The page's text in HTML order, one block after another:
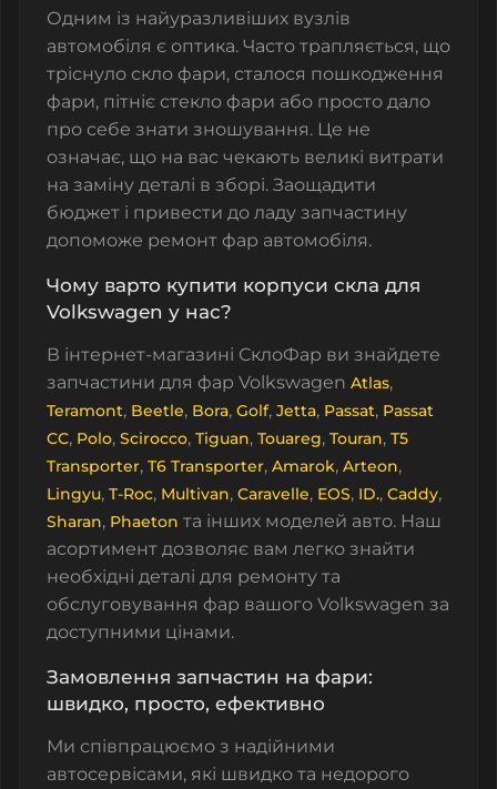
Одним із найуразливіших вузлів
автомобіля є оптика. Часто трапляється, що
тріснуло скло фари, сталося пошкодження
фари, пітніє стекло фари або просто дало
про себе знати зношування. Це не
означає, що на вас чекають великі витрати
на заміну деталі в зборі. Заощадити
бюджет і привести до ладу запчастину
допоможе ремонт фар автомобіля.
Чому варто купити корпуси скла для
Volkswagen у нас?
В інтернет-магазині СклоФар ви знайдете
запчастини для фар Volkswagen Atlas,
Teramont, Beetle, Bora, Golf, Jetta, Passat, Passat
CC, Polo, Scirocco, Tiguan, Touareg, Touran, T5
Transporter, T6 Transporter, Amarok, Arteon,
Lingyu, T-Roc, Multivan, Caravelle, EOS, ID., Caddy,
Sharan, Phaeton та інших моделей авто. Наш
асортимент дозволяє вам легко знайти
необхідні деталі для ремонту та
обслуговування фар вашого Volkswagen за
доступними цінами.
Замовлення запчастин на фари:
швидко, просто, ефективно
Ми співпрацюємо з надійними
автосервісами, які швидко та недорого